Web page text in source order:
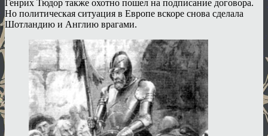
Генрих Тюдор также охотно пошел на подписание договора.
Но политическая ситуация в Европе вскоре снова сделала
Шотландию и Англию врагами.